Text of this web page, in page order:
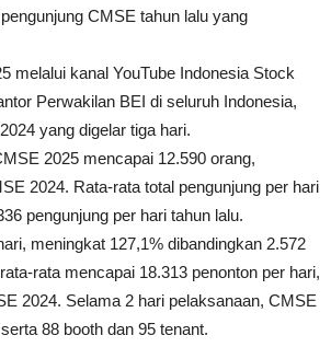
CMSE tahun lalu yang
melalui kanal YouTube Indonesia Stock
Perwakilan BEI di seluruh Indonesia,
yang digelar tiga hari.
2025 mencapai 12.590 orang,
2024. Rata-rata total pengunjung per hari
pengunjung per hari tahun lalu.
meningkat 127,1% dibandingkan 2.572
rata mencapai 18.313 penonton per hari,
2024. Selama 2 hari pelaksanaan, CMSE
88 booth dan 95 tenant.